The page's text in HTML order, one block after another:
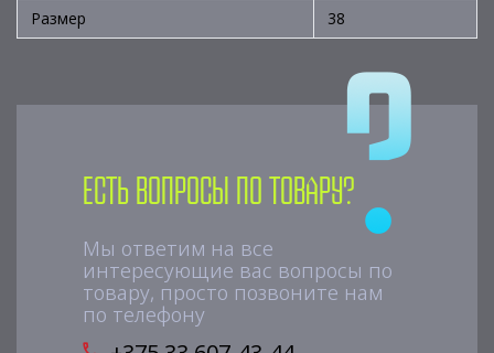
Размер 38
Есть вопросы по товару?
Мы ответим на все
интересующие вас вопросы по
товару, просто позвоните нам
по телефону